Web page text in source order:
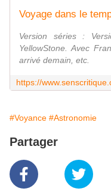
Version séries :
YellowStone. Avec
arrivé demain, etc.
#Voyance #Astronomie
Partager